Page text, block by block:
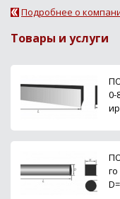
Подробнее о
Товары и услуги
0-